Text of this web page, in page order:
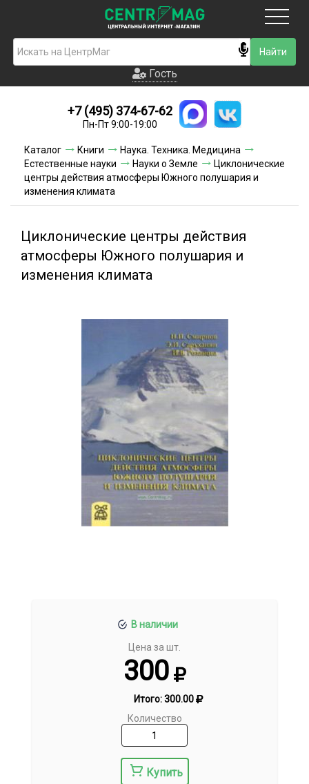
Гость
Новинки
Условия доставки
Условия оплаты
Акции и скидки
Гость
+7 (495) 374-67-62
Пн-Пт 9:00-19:00
Каталог Книги
Наука. Техника. Медицина
Естественные науки
Науки о Земле
Циклонические
центры действия атмосферы Южного полушария и
изменения климата
Циклонические центры действия
атмосферы Южного полушария и
изменения климата
В наличии
Цена за шт.
300
Итого:300.00
Количество
Купить